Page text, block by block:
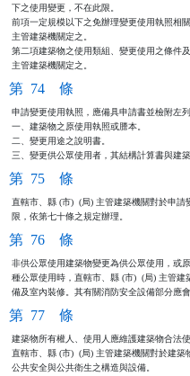
下之使用變更，不在此限。
前項一定規模以下之免辦理變更使用執照相
主管建築機關定之。
第二項建築物之使用類組、變更使用之條件
主管建築機關定之。
第 74 條
申請變更使用執照，應備具申請書並檢附左列
一、建築物之原使用執照或謄本。
二、變更用途之說明書。
三、變更供公眾使用者，其結構計算書與建
第 75 條
直轄市、縣 (市)  (局) 主管建築機關對於申請
限，依第七十條之規定辦理。
第 76 條
非供公眾使用建築物變更為供公眾使用，或
種公眾使用時，直轄市、縣 (市)  (局) 主管建
備及室內裝修。其有關消防安全設備部分應
第 77 條
建築物所有權人、使用人應維護建築物合法
直轄市、縣 (市)  (局) 主管建築機關對於建築
公共安全與公共衛生之構造與設備。